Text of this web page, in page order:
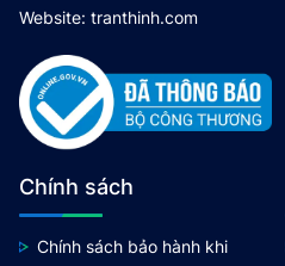
Website: tranthinh.com
Chính sách
Chính sách bảo hành khi